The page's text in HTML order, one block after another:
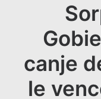
CONTACTO
COMENZAR A
canje
le